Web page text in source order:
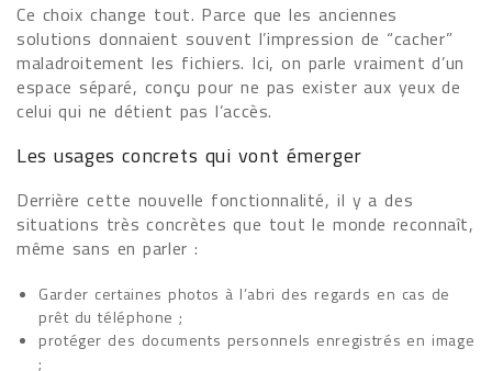
Ce choix change tout. Parce que les anciennes
solutions donnaient souvent l’impression de “cacher”
maladroitement les fichiers. Ici, on parle vraiment d’un
espace séparé, conçu pour ne pas exister aux yeux de
celui qui ne détient pas l’accès.
Les usages concrets qui vont émerger
Derrière cette nouvelle fonctionnalité, il y a des
situations très concrètes que tout le monde reconnaît,
même sans en parler :
Garder certaines photos à l’abri des regards en cas de
prêt du téléphone ;
protéger des documents personnels enregistrés en image
;